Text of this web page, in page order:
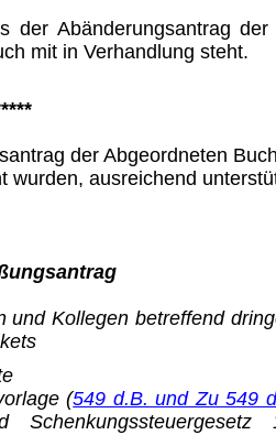
der Abänderungsantrag
mit in Ver­handlung steht.
der Abgeordneten
ausreichend
Kollegen betreffend
(549 d.B. und Zu 549